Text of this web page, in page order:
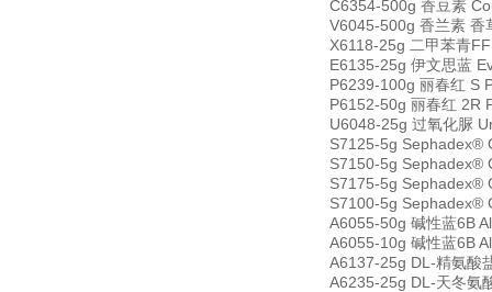
C6354-500g 香豆素
V6045-500g 香兰素 香
X6118-25g 二甲苯青
E6135-25g 伊文思蓝
P6239-100g 丽春红 S
P6152-50g 丽春红 2R
U6048-25g 过氧化脲
S7125-5g Sephadex®
S7150-5g Sephadex®
S7175-5g Sephadex®
S7100-5g Sephadex®
A6055-50g 碱性蓝6B
A6055-10g 碱性蓝6B
A6137-25g DL-精氨酸
A6235-25g DL-天冬氨